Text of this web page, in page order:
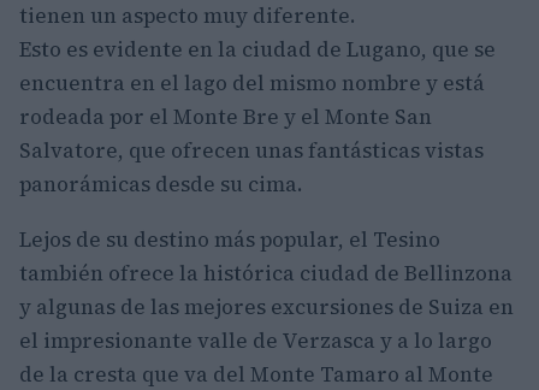
tienen un aspecto muy diferente.
Esto es evidente en la ciudad de Lugano, que se
encuentra en el lago del mismo nombre y está
rodeada por el Monte Bre y el Monte San
Salvatore, que ofrecen unas fantásticas vistas
panorámicas desde su cima.
Lejos de su destino más popular, el Tesino
también ofrece la histórica ciudad de Bellinzona
y algunas de las mejores excursiones de Suiza en
el impresionante valle de Verzasca y a lo largo
de la cresta que va del Monte Tamaro al Monte